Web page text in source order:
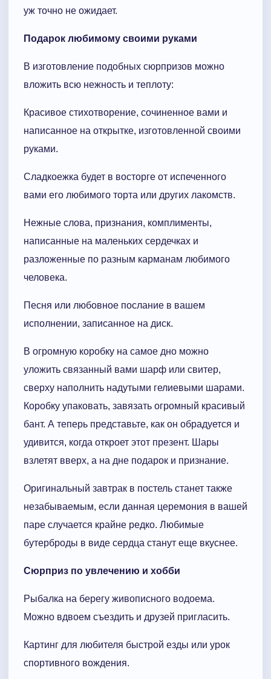
уж точно не ожидает.
Подарок любимому своими руками
В изготовление подобных сюрпризов можно
вложить всю нежность и теплоту:
Красивое стихотворение, сочиненное вами и
написанное на открытке, изготовленной своими
руками.
Сладкоежка будет в восторге от испеченного
вами его любимого торта или других лакомств.
Нежные слова, признания, комплименты,
написанные на маленьких сердечках и
разложенные по разным карманам любимого
человека.
Песня или любовное послание в вашем
исполнении, записанное на диск.
В огромную коробку на самое дно можно
уложить связанный вами шарф или свитер,
сверху наполнить надутыми гелиевыми шарами.
Коробку упаковать, завязать огромный красивый
бант. А теперь представьте, как он обрадуется и
удивится, когда откроет этот презент. Шары
взлетят вверх, а на дне подарок и признание.
Оригинальный завтрак в постель станет также
незабываемым, если данная церемония в вашей
паре случается крайне редко. Любимые
бутерброды в виде сердца станут еще вкуснее.
Сюрприз по увлечению и хобби
Рыбалка на берегу живописного водоема.
Можно вдвоем съездить и друзей пригласить.
Картинг для любителя быстрой езды или урок
спортивного вождения.